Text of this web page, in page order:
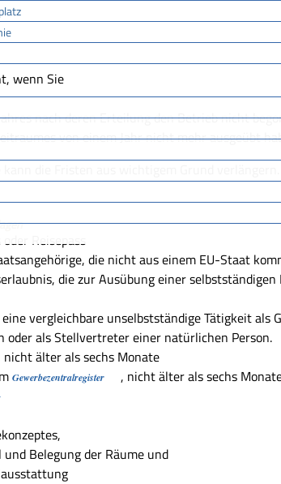
wenn Sie
nach deren Erteilung den Betrieb nicht
von einem Jahr nicht mehr ausgeübt
die Fristen aus wichtigem Grund verlängern.
Reisepass
die nicht aus einem EU-Staat
die zur Ausübung einer
vergleichbare unselbstständige Tätigkeit als
oder als Stellvertreter einer natürlichen Person.
nicht älter als sechs Monate
Gewerbezentralregister , nicht älter als sechs
Belegung der Räume und